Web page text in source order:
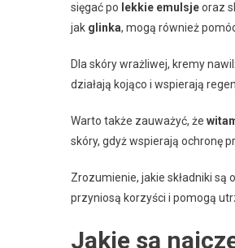
sięgać po lekkie emulsjeoraz
jak glinka, mogą również
Dla skóry wrażliwej, kremy
działają kojąco i wspierają
Warto także zauważyć, że
skóry, gdyż wspierają ochronę
Zrozumienie, jakie składniki
przyniosą korzyści i pomogą
Jakie są